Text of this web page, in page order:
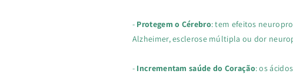
- Protegem o Cérebro: tem efeitos
Alzheimer, esclerose múltipla ou dor
- Incrementam saúde do Coração: os